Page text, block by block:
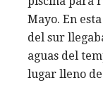
Mayo. En
del sur
aguas del
lugar lleno